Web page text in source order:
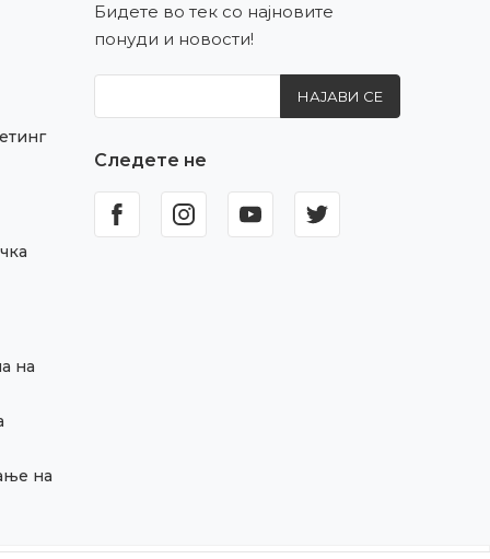
на
на
Бидете во тек со најновите
понуди и новости!
НАЈАВИ СЕ
Следете не